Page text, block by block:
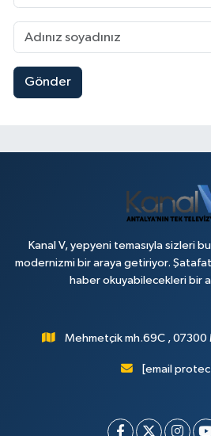
Gönder
Kanal V, yepyeni temasıyla sizleri
modernizmi bir araya getiriyor.
haber okuyabilecekleri bir
Mehmetçik mh.69C ,
[email